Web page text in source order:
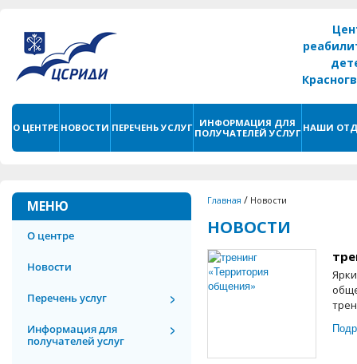
О ЦЕНТРЕ НОВОСТИ ПЕРЕЧЕНЬ УСЛУГ
ИНФОРМАЦИЯ ДЛЯ
ПОЛУЧАТЕЛЕЙ УСЛУГ НАШИ
МЕНЮ
О центре
Новости
Перечень услуг
Информация для
получателей услуг
Главная / Новости
НОВОСТИ